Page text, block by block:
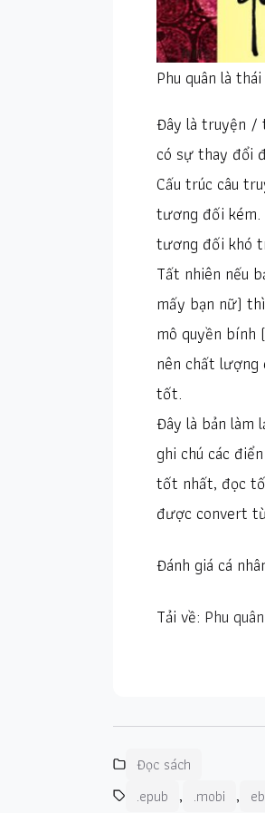
Phu quân là
Đây là truyện /
có sự thay đổi
Cấu trúc câu
tương đối kém.
tương đối khó
Tất nhiên nếu
mấy bạn nữ)
mô quyền bính
nên chất lượng
tốt.
Đây là bản làm
ghi chú các
tốt nhất, đọc
được convert
Đánh giá cá
Tải về: Phu
Đọc sách
.epub , .mobi ,